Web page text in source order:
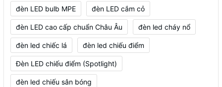
đèn LED bulb MPE đèn LED cắm cỏ
đèn LED cao cấp chuẩn Châu Âu đèn led cháy nổ
đèn led chiếc lá đèn led chiếu điểm
Đèn LED chiếu điểm (Spotlight)
đèn led chiếu sân bóng